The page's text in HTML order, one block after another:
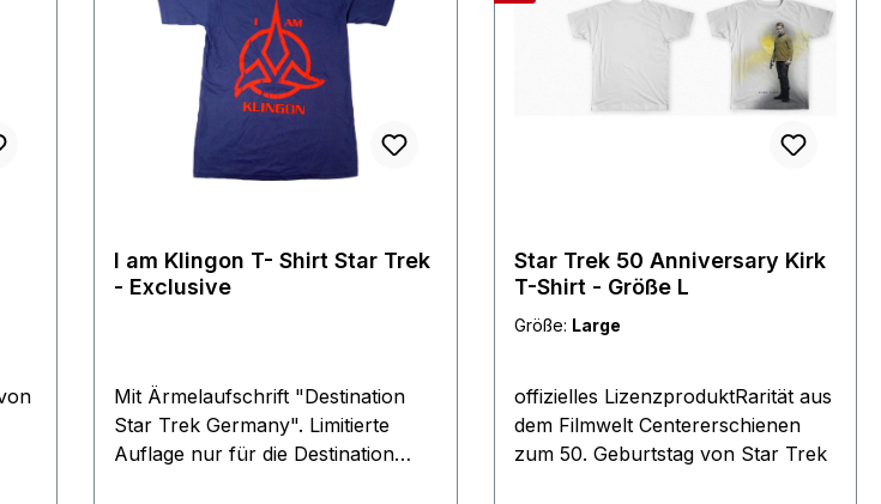
I am Klingon T- Shirt Star Trek
- Exclusive
Mit Ärmelaufschrift "Destination
Star Trek Germany". Limitierte
Auflage nur für die Destination
Star Trek 50 Anniversary Kirk
T-Shirt - Größe L
Größe: Large
offizielles LizenzproduktRarität aus
dem Filmwelt Centererschienen
zum 50. Geburtstag von Star Trek